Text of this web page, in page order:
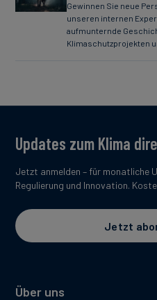
Gewinnen Sie neue
unseren internen
aufmunternde
Klimaschutzprojekten
Über uns
Updates zum Klima
Jetzt anmelden – für monatliche
Regulierung und Innovation.
Jetzt